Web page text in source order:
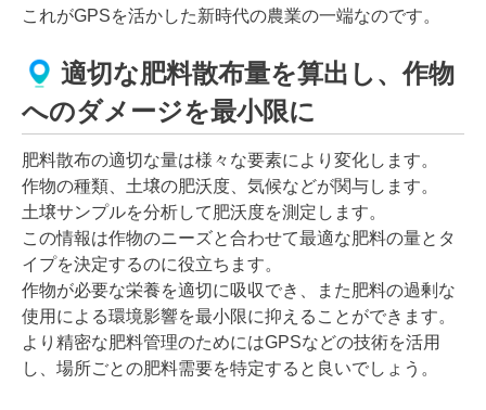
これがGPSを活かした新時代の農業の一端なのです。
適切な肥料散布量を算出し、作物
へのダメージを最小限に
肥料散布の適切な量は様々な要素により変化します。
作物の種類、土壌の肥沃度、気候などが関与します。
土壌サンプルを分析して肥沃度を測定します。
この情報は作物のニーズと合わせて最適な肥料の量とタ
イプを決定するのに役立ちます。
作物が必要な栄養を適切に吸収でき、また肥料の過剰な
使用による環境影響を最小限に抑えることができます。
より精密な肥料管理のためにはGPSなどの技術を活用
し、場所ごとの肥料需要を特定すると良いでしょう。